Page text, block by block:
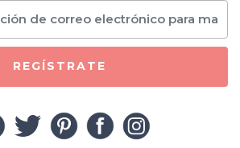
REGÍSTRATE